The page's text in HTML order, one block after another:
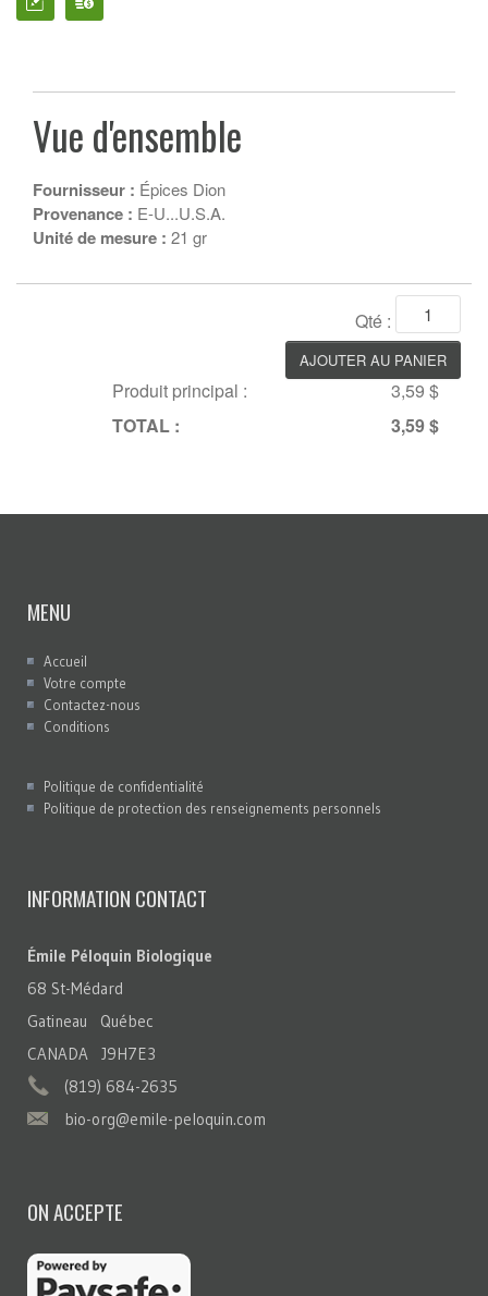
Vue d'ensemble
Fournisseur : Épices Dion
Provenance : E-U...U.S.A.
Unité de mesure : 21 gr
Qté :
Produit principal :
3,59 $
TOTAL :
3,59 $
MENU
Accueil
Votre compte
Contactez-nous
Conditions
Politique de confidentialité
Politique de protection des renseignements personnels
INFORMATION CONTACT
Émile Péloquin Biologique
68 St-Médard
Gatineau Québec
CANADA J9H7E3
(819) 684-2635
bio-org@emile-peloquin.com
ON ACCEPTE